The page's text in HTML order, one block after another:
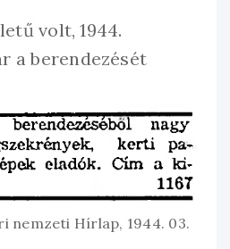
volt, 1944.
a berendezését
nemzeti Hírlap, 1944. 03.